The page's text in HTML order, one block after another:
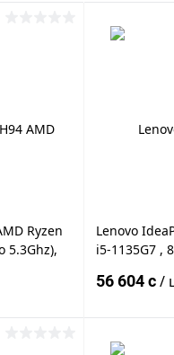
Ryzen
5.3Ghz),
1TB
Lenovo
i5-1135G7 ,
15.6" IPS
56 604 c/